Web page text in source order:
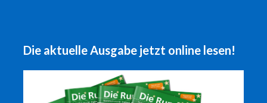
Die aktuelle Ausgabe jetzt online lesen!